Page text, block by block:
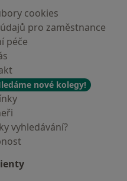
cookies
pro zaměstnance
péče
nové kolegy!
vyhledávání?